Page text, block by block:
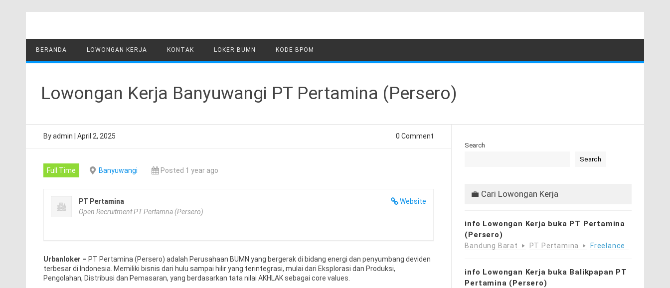
BERANDA LOWONGAN KERJA KONTAK LOKER BUMN KODE BPOM
Lowongan Kerja Banyuwangi PT Pertamina (Persero)
Byadmin April 2, 2025 0 Comment
Full Time Banyuwangi Posted 1 year ago
Website
PT Pertamina
Open Recruitment PT Pertamna (Persero)
Urbanloker – PT Pertamina (Persero) adalah Perusahaan BUMN yang bergerak di bidang energi dan penyumbang deviden
terbesar di Indonesia. Memiliki bisnis dari hulu sampai hilir yang terintegrasi, mulai dari Eksplorasi dan Produksi,
Pengolahan, Distribusi dan Pemasaran, yang berdasarkan tata nilai AKHLAK sebagai core values.
Search
Search
💼 Cari Lowongan Kerja
info Lowongan Kerja buka PT Pertamina
(Persero)
Bandung Barat PT Pertamina Freelance
info Lowongan Kerja buka Balikpapan PT
Pertamina (Persero)